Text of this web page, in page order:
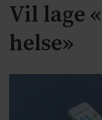
Vil lage
helse»